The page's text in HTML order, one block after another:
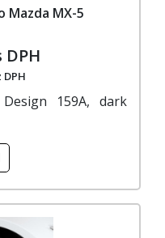
Mazda MX-5
DPH
DPH
159A, dark